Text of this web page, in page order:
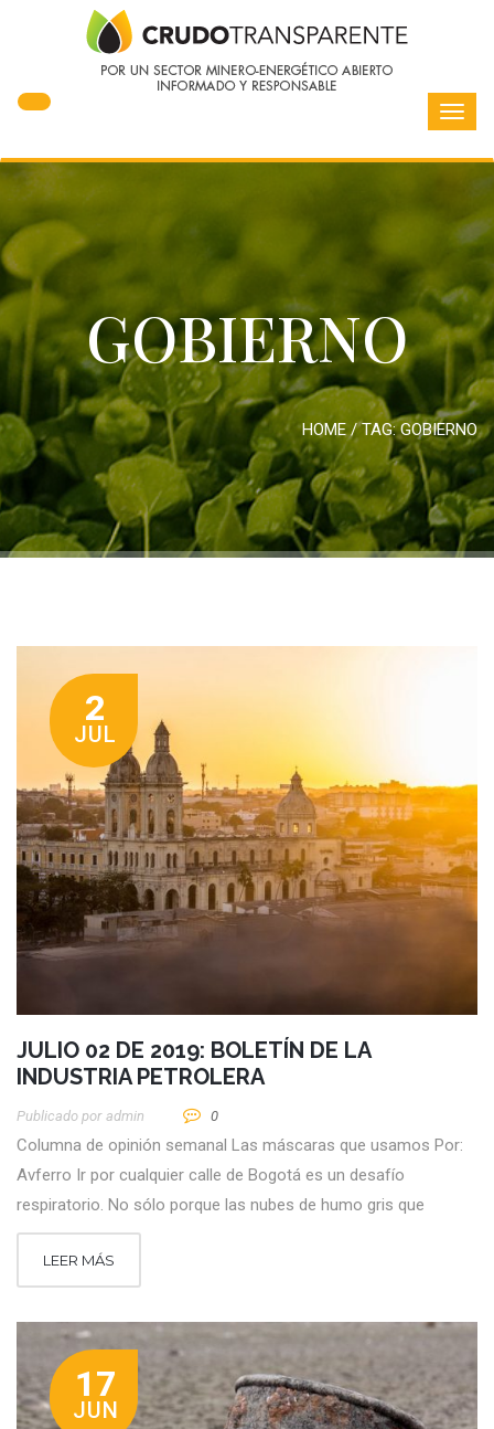
GOBIERNO
HOME/ TAG:GOBIERNO
2
JUL
JULIO 02 DE 2019: BOLETÍN DE LA
INDUSTRIA PETROLERA
Publicado por Admin 0
Columna de opinión semanal Las máscaras que usamos Por:
Avferro Ir por cualquier calle de Bogotá es un desafío
respiratorio. No sólo porque las nubes de humo gris que
LEER MÁS
17
JUN